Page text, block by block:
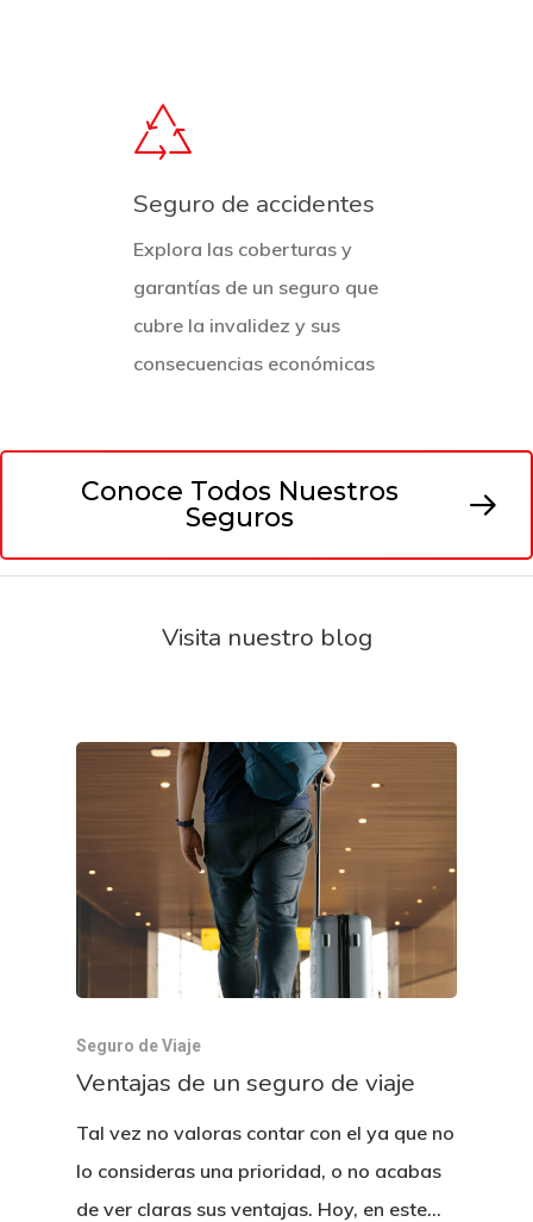
Seguro de accidentes
Explora las coberturas y
garantías de un seguro que
cubre la invalidez y sus
consecuencias económicas
Conoce Todos Nuestros
Seguros
Visita nuestro blog
Seguro de Viaje
Ventajas de un seguro de viaje
Tal vez no valoras contar con el ya que no
lo consideras una prioridad, o no acabas
de ver claras sus ventajas. Hoy, en este…